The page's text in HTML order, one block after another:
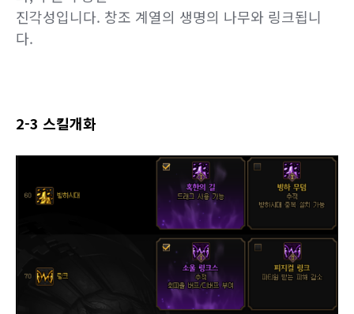
진각성입니다. 창조 계열의 생명의 나무와 링크됩니
다.